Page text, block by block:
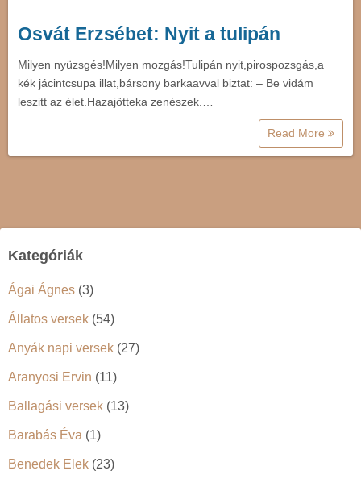
Osvát Erzsébet: Nyit a tulipán
Milyen nyüzsgés!Milyen mozgás!Tulipán nyit,pirospozsgás,a
kék jácintcsupa illat,bársony barkaavval biztat: – Be vidám
leszitt az élet.Hazajötteka zenészek.…
Read More
Kategóriák
Ágai Ágnes (3)
Állatos versek (54)
Anyák napi versek (27)
Aranyosi Ervin (11)
Ballagási versek (13)
Barabás Éva (1)
Benedek Elek (23)